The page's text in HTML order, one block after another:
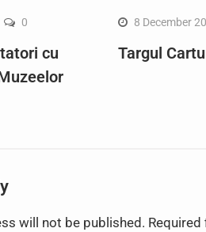
0
cu
8 December
Targul
will not be published. Required